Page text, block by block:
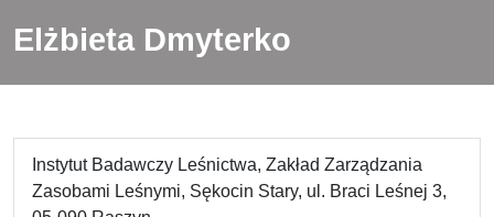
Elżbieta Dmyterko
Instytut Badawczy Leśnictwa, Zakład Zarządzania
Zasobami Leśnymi, Sękocin Stary, ul. Braci Leśnej 3,